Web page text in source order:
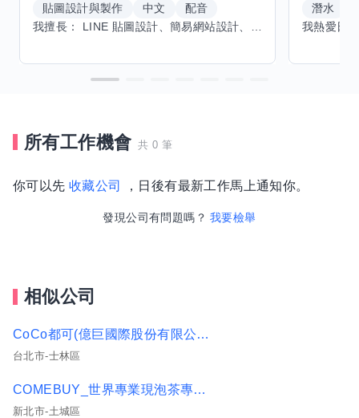
貼圖設計與製作
中文
配音
潛水
所有工作機會 共 0 筆
你可以先 收藏公司 ，日後有最新工作馬上通知你。
發現公司有問題嗎？ 我要檢舉
相似公司
CoCo都可(億巨國際股份有限公司)
台北市-士林區
COMEBUY_世界專業現泡茶專賣店(光明茶坊)
新北市-土城區